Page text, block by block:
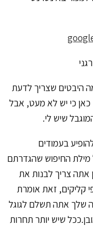
היבטים שצריך לדעת
כי יש לא מעט, אבל
שיש לי.
בעמודים
מילת החיפוש שהגדרתם
אתה צריך לבנות את
קליקים, זאת אומרת
שלך אתה תשלם לגוגל
שיש יותר תחרות